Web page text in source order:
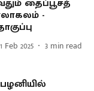
தைப்பூசத்
-
Feb 2025 3 min read